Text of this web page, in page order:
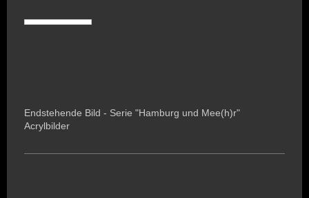
Endstehende Bild - Serie "Hamburg und Mee(h)r"
Acrylbilder